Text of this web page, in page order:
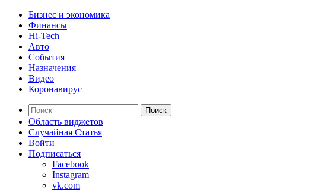
Бизнес и экономика
Финансы
Hi-Tech
Авто
События
Назначения
Видео
Коронавирус
Поиск
Область виджетов
Случайная Статья
Войти
Подписаться
Facebook
Instagram
vk.com